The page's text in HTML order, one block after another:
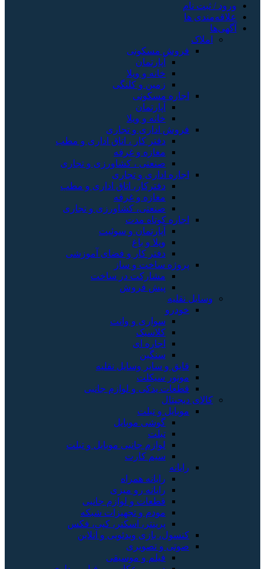
ورود / ثبت نام
علاقه‌مندی ها
آگهی‌ها
املاک
فروش مسکونی
آپارتمان
خانه و ویلا
زمین و کلنگی
اجاره مسکونی
آپارتمان
خانه و ویلا
فروش اداری و تجاری
دفتر کار ، اتاق اداری و مطب
مغازه و غرفه
صنعتی ، کشاورزی و تجاری
اجاره اداری و تجاری
دفترکار، اتاق اداری و مطب
مغازه و غرفه
صنعتی، کشاورزی و تجاری
اجاره کوتاه مدت
آپارتمان و سوئیت
ویلا و باغ
دفتر کار و فضای آموزشی
پروژه ساخت و ساز
مشارکت در ساخت
پیش فروش
وسایل نقلیه
خودرو
سواری و وانت
کلاسیک
اجاره ای
سنگین
قایق و سایر وسایل نقلیه
موتور سیکلت
قطعات یدکی و لوازم جانبی
کالای دیجیتال
موبایل و تبلت
گوشی موبایل
تبلت
لوازم جانبی موبایل و تبلت
سیم کارت
رایانه
رایانه همراه
رایانه رو میزی
قطعات و لوازم جانبی
مودم و تجهیزات شبکه
پرینتر، اسکنر، کپی، فکس
کنسول، بازی‌ ویدئویی و آنلاین
صوتی و تصویری
فیلم و موسیقی